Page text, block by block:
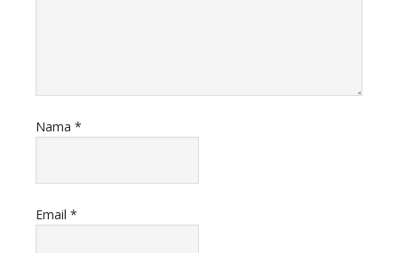
Nama *
Email *